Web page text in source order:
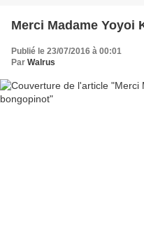
Merci Madame Yoyoi
Publié le 23/07/2016 à 00:01
Par Walrus